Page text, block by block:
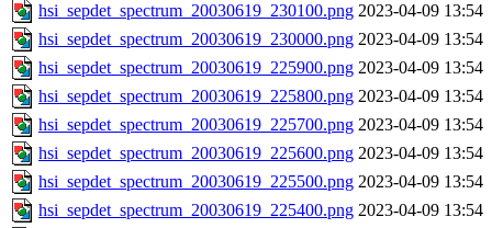
hsi_sepdet_spectrum_20030619_230100.png 2023-04-09 13:54
hsi_sepdet_spectrum_20030619_230000.png 2023-04-09 13:54
hsi_sepdet_spectrum_20030619_225900.png 2023-04-09 13:54
hsi_sepdet_spectrum_20030619_225800.png 2023-04-09 13:54
hsi_sepdet_spectrum_20030619_225700.png 2023-04-09 13:54
hsi_sepdet_spectrum_20030619_225600.png 2023-04-09 13:54
hsi_sepdet_spectrum_20030619_225500.png 2023-04-09 13:54
hsi_sepdet_spectrum_20030619_225400.png 2023-04-09 13:54